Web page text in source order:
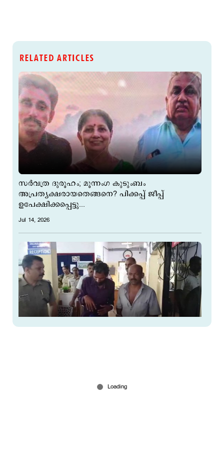
RELATED ARTICLES
സര്‍വത്ര ദുരൂഹം; മൂന്നംഗ കുടുംബം
അപ്രത്യക്ഷരായതെങ്ങനെ? പിക്കപ്പ് ജീപ്പ്
ഉപേക്ഷിക്കപ്പെട്ടു...
Jul 14, 2026